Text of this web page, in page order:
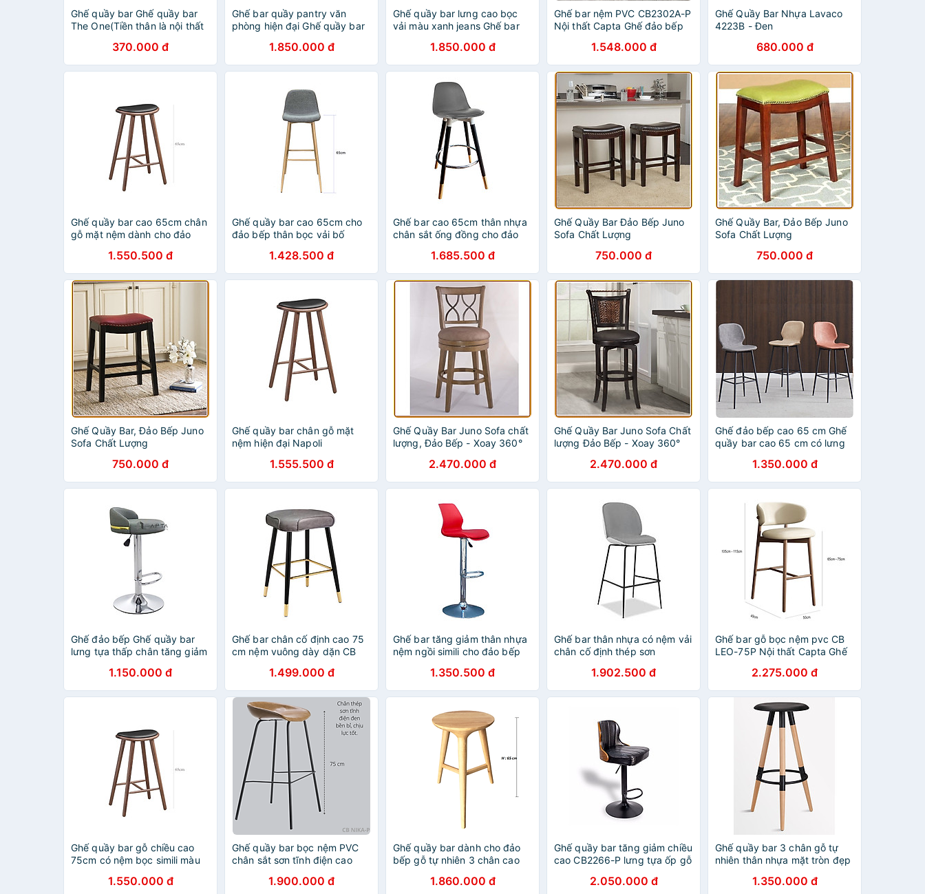
Ghế quầy bar Ghế quầy bar
The One(Tiền thân là nội thất
370.000 đ
Ghế bar quầy pantry văn
phòng hiện đại Ghế quầy bar
chân sắt sơn tĩnh điện Morden
Pantry Bar Stools CB BEETLE-
F1
1.850.000 đ
Ghế quầy bar lưng cao bọc
vải màu xanh jeans Ghế bar
Blue Jeans Color Bar Stools
CB Beetle-F – Nội thất CAPTA
1.850.000 đ
Ghế bar nệm PVC CB2302A-P
Nội thất Capta Ghế đảo bếp
độ cao cao cấp màu đen bar
chair tại hcm
1.548.000 đ
Ghế Quầy Bar Nhựa Lavaco
4223B - Đen
680.000 đ
Ghế quầy bar cao 65cm chân
gỗ mặt nệm dành cho đảo
1.550.500 đ
Ghế quầy bar cao 65cm cho
đảo bếp thân bọc vải bố
1.428.500 đ
Ghế bar cao 65cm thân nhựa
chân sắt ống đồng cho đảo
1.685.500 đ
Ghế Quầy Bar Đảo Bếp Juno
Sofa Chất Lượng
750.000 đ
Ghế Quầy Bar, Đảo Bếp Juno
Sofa Chất Lượng
750.000 đ
Ghế Quầy Bar, Đảo Bếp Juno
Sofa Chất Lượng
750.000 đ
Ghế quầy bar chân gỗ mặt
nệm hiện đại Napoli
1.555.500 đ
Ghế Quầy Bar Juno Sofa chất
lượng, Đảo Bếp - Xoay 360°
2.470.000 đ
Ghế Quầy Bar Juno Sofa Chất
lượng Đảo Bếp - Xoay 360°
2.470.000 đ
Ghế đảo bếp cao 65 cm Ghế
quầy bar cao 65 cm có lưng
thép sơn tĩnh điện đen đẹp
cao cấp sang trọng
1.350.000 đ
Ghế đảo bếp Ghế quầy bar
lưng tựa thấp chân tăng giảm
1.150.000 đ
Ghế bar chân cố định cao 75
cm nệm vuông dày dặn CB
bar , cafe gia đình hàng nhập
khẩu cao cấp hiện đại
1.499.000 đ
Ghế bar tăng giảm thân nhựa
nệm ngồi simili cho đảo bếp
1.350.500 đ
Ghế bar thân nhựa có nệm vải
chân cố định thép sơn
1.902.500 đ
Ghế bar gỗ bọc nệm pvc CB
LEO-75P Nội thất Capta Ghế
cao 75cm nệm pvc cao cấp
tại tp hcm
2.275.000 đ
Ghế quầy bar gỗ chiều cao
75cm có nệm bọc simili màu
chuẩn xuất khẩu
1.550.000 đ
Ghế quầy bar bọc nệm PVC
chân sắt sơn tĩnh điện cao
trọng cho nhà hàng quán café
1.900.000 đ
Ghế quầy bar dành cho đảo
bếp gỗ tự nhiên 3 chân cao
trọng CB2145-65W
1.860.000 đ
Ghế quầy bar tăng giảm chiều
cao CB2266-P lưng tựa ốp gỗ
cao cấp chân thép sơn tĩnh
2.050.000 đ
Ghế quầy bar 3 chân gỗ tự
nhiên thân nhựa mặt tròn đẹp
nhập khẩu cao cấp hiện đại ở
1.350.000 đ